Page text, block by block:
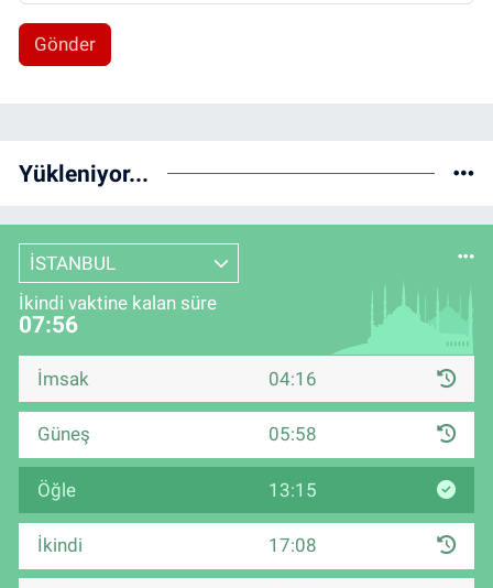
Gönder
Yükleniyor...
İSTANBUL
İkindi vaktine kalan süre
07:56
İmsak 04:16
Güneş 05:58
Öğle 13:15
İkindi 17:08